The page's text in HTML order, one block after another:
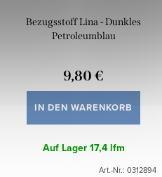
Bezugsstoff Lina - Dunkles
Petroleumblau
9,80 €
IN DEN WARENKORB
Auf Lager17,4 lfm
Art.-Nr.: 0312894